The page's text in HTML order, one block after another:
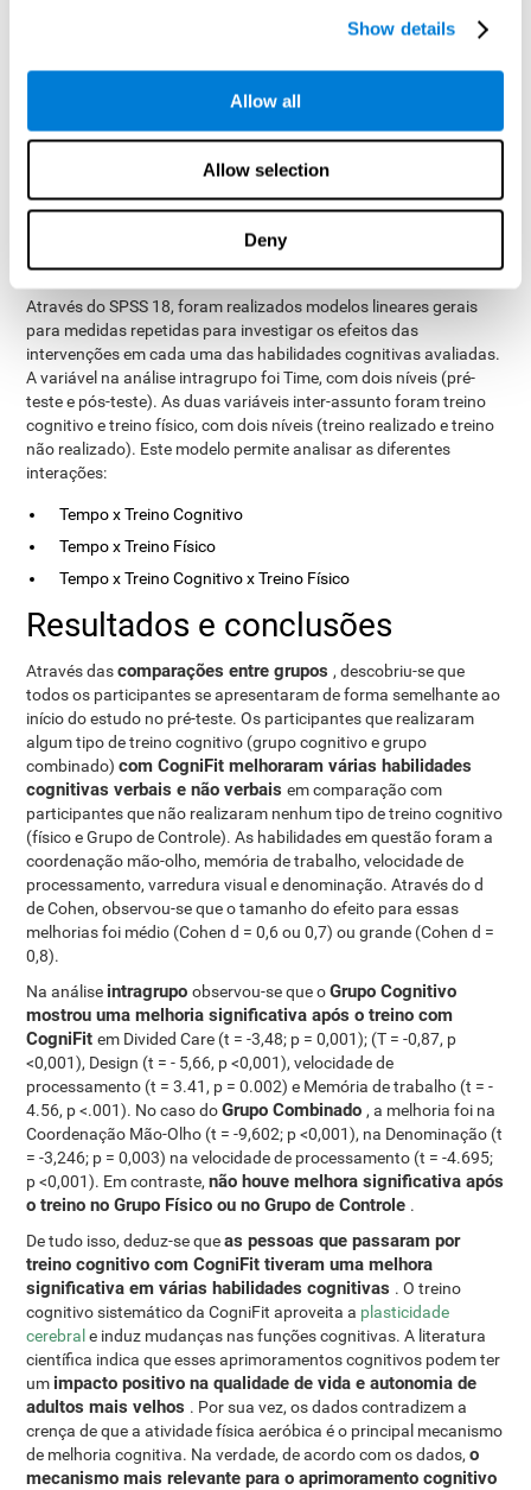
Show details
Allow all
Allow selection
Deny
Para executar opré-testeepós-teste, aplicou-seo conjunto
de testes de avaliação cognitiva geral da CogniFit (CAB)
capacidades cognitivas, tais como atenção concentrada,
atenção dividida, inibição, flexibilidade cognitiva, planeamento,
utilizadas três sessões de 15 minutos para aplicar a avaliação
Análise estatística
Através do SPSS 18, foram realizados modelos lineares gerais
para medidas repetidas para investigar os efeitos das
intervenções em cada uma das habilidades cognitivas avaliadas.
A variável na análise intragrupo foi Time, com dois níveis (pré-
teste e pós-teste). As duas variáveis ​​inter-assunto foram treino
cognitivo e treino físico, com dois níveis (treino realizado e treino
não realizado). Este modelo permite analisar as diferentes
interações:
Tempo x Treino Cognitivo
Tempo x Treino Físico
Tempo x Treino Cognitivo x Treino Físico
Resultados e conclusões
Através dascomparações entre grupos, descobriu-se que
todos os participantes se apresentaram de forma semelhante ao
início do estudo no pré-teste. Os participantes que realizaram
algum tipo de treino cognitivo (grupo cognitivo e grupo
combinado)com CogniFit melhoraram várias habilidades
cognitivas verbais e não verbaisem comparação com
participantes que não realizaram nenhum tipo de treino cognitivo
(físico e Grupo de Controle). As habilidades em questão foram a
coordenação mão-olho, memória de trabalho, velocidade de
processamento, varredura visual e denominação. Através do d
de Cohen, observou-se que o tamanho do efeito para essas
melhorias foi médio (Cohen d = 0,6 ou 0,7) ou grande (Cohen d =
0,8).
Na análise intragrupoobservou-se que oGrupo Cognitivo
mostrou uma melhoria significativa após o treino com
CogniFitem Divided Care (t = -3,48; p = 0,001); (T = -0,87, p
<0,001), Design (t = - 5,66, p <0,001), velocidade de
processamento (t = 3.41, p = 0.002) e Memória de trabalho (t = -
4.56, p <.001). No caso doGrupo Combinado, a melhoria foi na
Coordenação Mão-Olho (t = -9,602; p <0,001), na Denominação (t
= -3,246; p = 0,003) na velocidade de processamento (t = -4.695;
p <0,001). Em contraste,não houve melhora significativa após
o treino no Grupo Físico ou no Grupo de Controle .
De tudo isso, deduz-se queas pessoas que passaram por
treino cognitivo com CogniFit tiveram uma melhora
significativa em várias habilidades cognitivas . O treino
cognitivo sistemático da CogniFit aproveita a plasticidade
cerebrale induz mudanças nas funções cognitivas. A literatura
científica indica que esses aprimoramentos cognitivos podem ter
um impacto positivo na qualidade de vida e autonomia de
adultos mais velhos . Por sua vez, os dados contradizem a
crença de que a atividade física aeróbica é o principal mecanismo
de melhoria cognitiva. Na verdade, de acordo com os dados,o
mecanismo mais relevante para o aprimoramento cognitivo